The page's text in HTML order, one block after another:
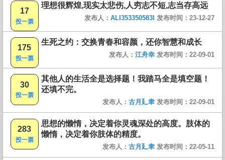
17
投一票
理想很辉煌,现实太悲伤,人穷志不短,志当存高远
发布人： ALI353350583I 发布时间：23-12-27
175
投一票
生死之约：交换青春和容颜，还你智慧和成长
发布人： 江舟幸 发布时间：22-09-01
30
投一票
其他人的生活全是选择题！我踏马全是填空题！
还填不完。
发布人： 古月廴聿 发布时间：22-09-01
283
投一票
思想的懒惰，决定着你灵魂深处的高度。肢体的
懒惰，决定着你肢体的精度。
发布人： 古月廴聿 发布时间：22-05-11